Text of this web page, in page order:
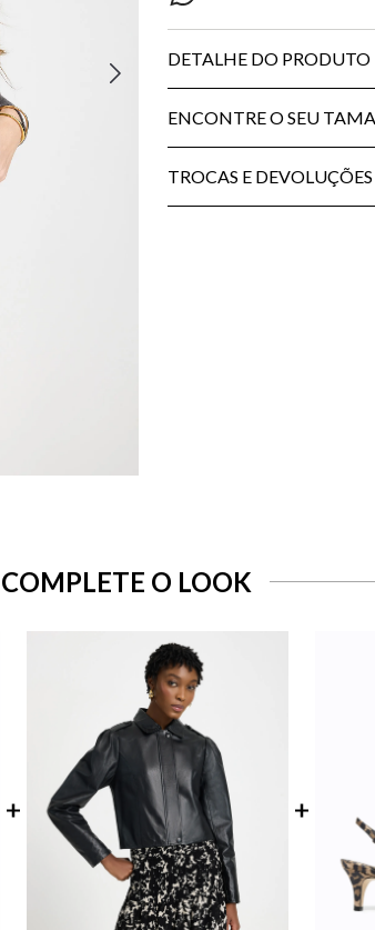
DETALHE DO PRODUTO
ENCONTRE O SEU
TROCAS E DEVOLUÇÕES
COMPLETE O LOOK